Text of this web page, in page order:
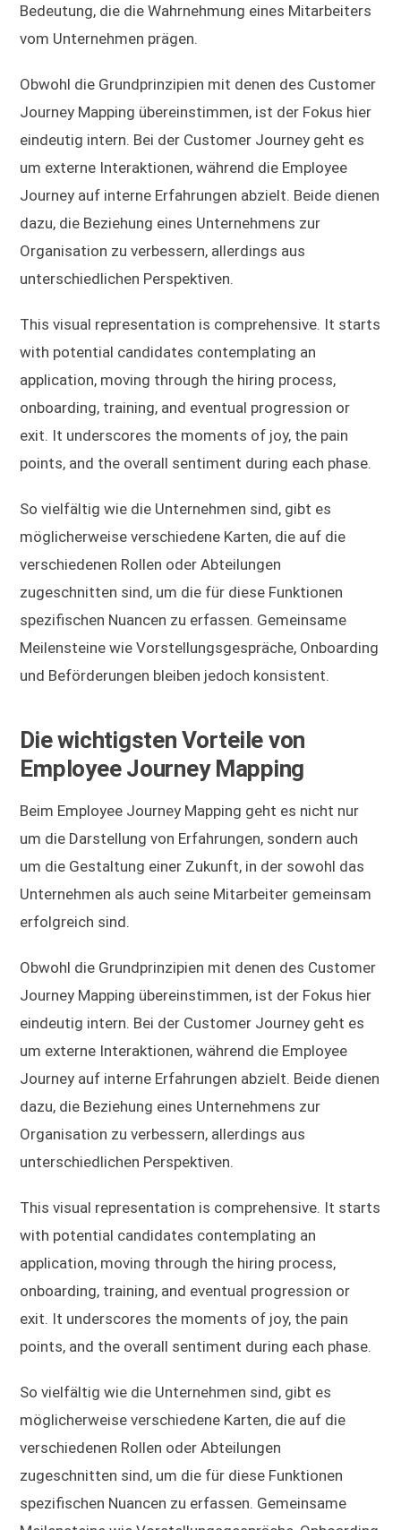
Bedeutung, die die Wahrnehmung eines Mitarbeiters
vom Unternehmen prägen.
Obwohl die Grundprinzipien mit denen des Customer
Journey Mapping übereinstimmen, ist der Fokus hier
eindeutig intern. Bei der Customer Journey geht es
um externe Interaktionen, während die Employee
Journey auf interne Erfahrungen abzielt. Beide dienen
dazu, die Beziehung eines Unternehmens zur
Organisation zu verbessern, allerdings aus
unterschiedlichen Perspektiven.
This visual representation is comprehensive. It starts
with potential candidates contemplating an
application, moving through the hiring process,
onboarding, training, and eventual progression or
exit. It underscores the moments of joy, the pain
points, and the overall sentiment during each phase.
So vielfältig wie die Unternehmen sind, gibt es
möglicherweise verschiedene Karten, die auf die
verschiedenen Rollen oder Abteilungen
zugeschnitten sind, um die für diese Funktionen
spezifischen Nuancen zu erfassen. Gemeinsame
Meilensteine wie Vorstellungsgespräche, Onboarding
und Beförderungen bleiben jedoch konsistent.
Die wichtigsten Vorteile von
Employee Journey Mapping
Beim Employee Journey Mapping geht es nicht nur
um die Darstellung von Erfahrungen, sondern auch
um die Gestaltung einer Zukunft, in der sowohl das
Unternehmen als auch seine Mitarbeiter gemeinsam
erfolgreich sind.
Obwohl die Grundprinzipien mit denen des Customer
Journey Mapping übereinstimmen, ist der Fokus hier
eindeutig intern. Bei der Customer Journey geht es
um externe Interaktionen, während die Employee
Journey auf interne Erfahrungen abzielt. Beide dienen
dazu, die Beziehung eines Unternehmens zur
Organisation zu verbessern, allerdings aus
unterschiedlichen Perspektiven.
This visual representation is comprehensive. It starts
with potential candidates contemplating an
application, moving through the hiring process,
onboarding, training, and eventual progression or
exit. It underscores the moments of joy, the pain
points, and the overall sentiment during each phase.
So vielfältig wie die Unternehmen sind, gibt es
möglicherweise verschiedene Karten, die auf die
verschiedenen Rollen oder Abteilungen
zugeschnitten sind, um die für diese Funktionen
spezifischen Nuancen zu erfassen. Gemeinsame